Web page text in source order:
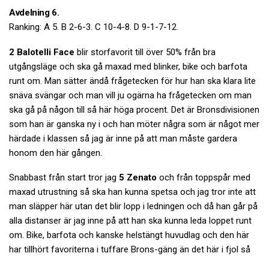
Avdelning 6.
Ranking: A 5. B 2-6-3. C 10-4-8. D 9-1-7-12.
2 Balotelli Face blir storfavorit till över 50% från bra
utgångsläge och ska gå maxad med blinker, bike och barfota
runt om. Man sätter ändå frågetecken för hur han ska klara lite
snäva svängar och man vill ju ogärna ha frågetecken om man
ska gå på någon till så här höga procent. Det är Bronsdivisionen
som han är ganska ny i och han möter några som är något mer
härdade i klassen så jag är inne på att man måste gardera
honom den här gången.
Snabbast från start tror jag 5 Zenato och från toppspår med
maxad utrustning så ska han kunna spetsa och jag tror inte att
man släpper här utan det blir lopp i ledningen och då han går på
alla distanser är jag inne på att han ska kunna leda loppet runt
om. Bike, barfota och kanske helstängt huvudlag och den här
har tillhört favoriterna i tuffare Brons-gäng än det här i fjol så